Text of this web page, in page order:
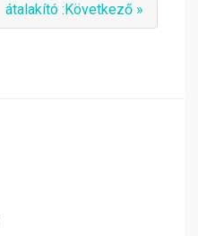
átalakító :Következő »